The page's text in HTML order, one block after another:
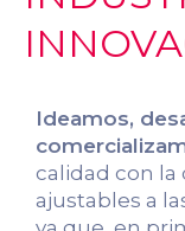
Ideamos,
calidad con la
ajustables a